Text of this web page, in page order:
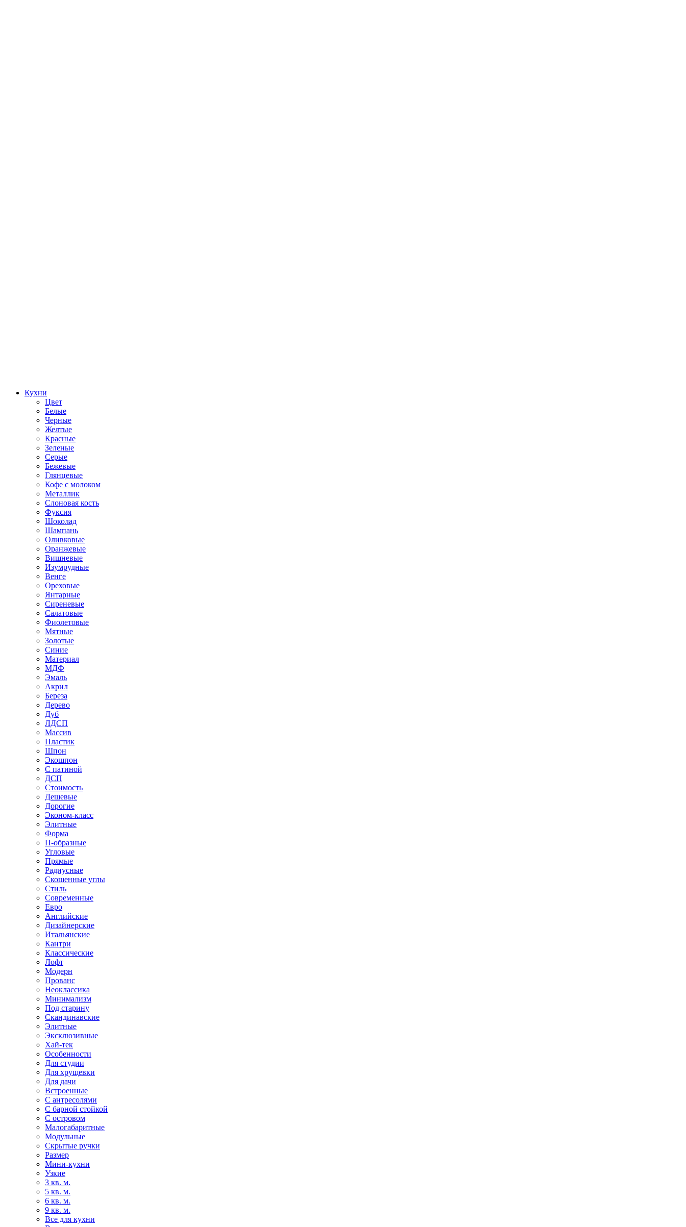
Кухни
Цвет
Белые
Черные
Желтые
Красные
Зеленые
Серые
Бежевые
Глянцевые
Кофе с молоком
Металлик
Слоновая кость
Фуксия
Шоколад
Шампань
Оливковые
Оранжевые
Вишневые
Изумрудные
Венге
Ореховые
Янтарные
Сиреневые
Салатовые
Фиолетовые
Мятные
Золотые
Синие
Материал
МДФ
Эмаль
Акрил
Береза
Дерево
Дуб
ЛДСП
Массив
Пластик
Шпон
Экошпон
С патиной
ДСП
Стоимость
Дешевые
Дорогие
Эконом-класс
Элитные
Форма
П-образные
Угловые
Прямые
Радиусные
Скошенные углы
Стиль
Современные
Евро
Английские
Дизайнерские
Итальянские
Кантри
Классические
Лофт
Модерн
Прованс
Неоклассика
Минимализм
Под старину
Скандинавские
Элитные
Эксклюзивные
Хай-тек
Особенности
Для студии
Для хрущевки
Для дачи
Встроенные
С антресолями
С барной стойкой
С островом
Малогабаритные
Модульные
Скрытые ручки
Размер
Мини-кухни
Узкие
3 кв. м.
5 кв. м.
6 кв. м.
9 кв. м.
Все для кухни